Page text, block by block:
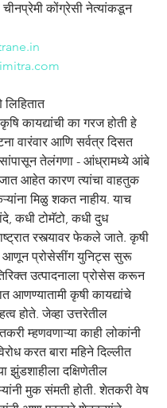
चीनप्रेमी कोंग्रेसी नेत्यांकडून
वारंवार आणि सर्वत्र दिसत
तेलंगणा - आंध्रामध्ये आंबे
आहेत कारण त्यांचा वाहतुक
मिळु शकत नाहीय. याच
कधी टोमॅटो, कधी दुध
रस्त्यावर फेकले जाते. कृषी
आणून प्रोसेसींग युनिट्स सुरू
उत्पादनाला प्रोसेस करून
आणण्यातामी कृषी कायद्यांचे
होते. जेव्हा उत्तरेतील
म्हणवणाऱ्या काही लोकांनी
करत बारा महिने दिल्लीत
झुंडशाहीला दक्षिणेतील
मुक संमती होती. शेतकरी वेष